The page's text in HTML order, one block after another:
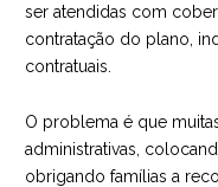
ser atendidas com
contratação do plano,
contratuais.
O problema é que
administrativas,
obrigando famílias a